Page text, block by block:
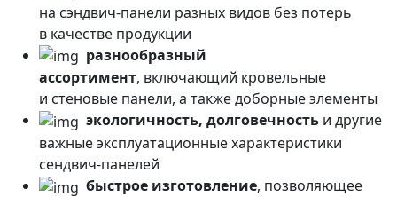
на сэндвич-панели разных видов без потерь
в качестве продукции
разнообразный
ассортимент, включающий кровельные
и стеновые панели, а также доборные элементы
экологичность, долговечность и другие
важные эксплуатационные характеристики
сендвич-панелей
быстрое изготовление, позволяющее